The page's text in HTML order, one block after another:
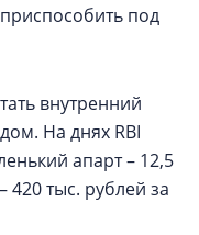
под
внутренний
На днях RBI
апарт – 12,5
тыс. рублей за